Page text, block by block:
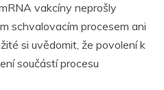
vakcíny neprošly
schvalovacím procesem ani
si uvědomit, že povolení k
součástí procesu